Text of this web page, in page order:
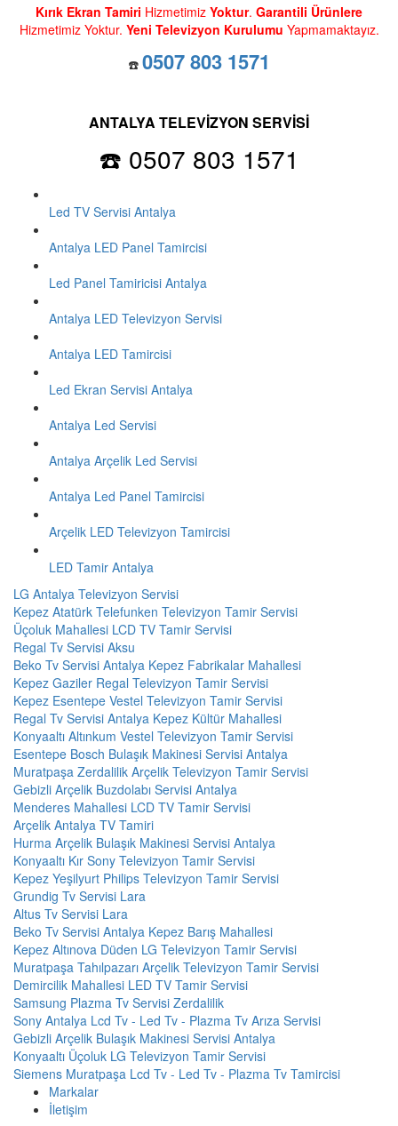
Kırık Ekran Tamiri Hizmetimiz Yoktur. Garantili Ürünlere
Hizmetimiz Yoktur. Yeni Televizyon Kurulumu Yapmamaktayız.
☎️ 0507 803 1571
ANTALYA TELEVİZYON SERVİSİ
☎️ 0507 803 1571
Led TV Servisi Antalya
Antalya LED Panel Tamircisi
Led Panel Tamiricisi Antalya
Antalya LED Televizyon Servisi
Antalya LED Tamircisi
Led Ekran Servisi Antalya
Antalya Led Servisi
Antalya Arçelik Led Servisi
Antalya Led Panel Tamircisi
Arçelik LED Televizyon Tamircisi
LED Tamir Antalya
LG Antalya Televizyon Servisi
Kepez Atatürk Telefunken Televizyon Tamir Servisi
Üçoluk Mahallesi LCD TV Tamir Servisi
Regal Tv Servisi Aksu
Beko Tv Servisi Antalya Kepez Fabrikalar Mahallesi
Kepez Gaziler Regal Televizyon Tamir Servisi
Kepez Esentepe Vestel Televizyon Tamir Servisi
Regal Tv Servisi Antalya Kepez Kültür Mahallesi
Konyaaltı Altınkum Vestel Televizyon Tamir Servisi
Esentepe Bosch Bulaşık Makinesi Servisi Antalya
Muratpaşa Zerdalilik Arçelik Televizyon Tamir Servisi
Gebizli Arçelik Buzdolabı Servisi Antalya
Menderes Mahallesi LCD TV Tamir Servisi
Arçelik Antalya TV Tamiri
Hurma Arçelik Bulaşık Makinesi Servisi Antalya
Konyaaltı Kır Sony Televizyon Tamir Servisi
Kepez Yeşilyurt Philips Televizyon Tamir Servisi
Grundig Tv Servisi Lara
Altus Tv Servisi Lara
Beko Tv Servisi Antalya Kepez Barış Mahallesi
Kepez Altınova Düden LG Televizyon Tamir Servisi
Muratpaşa Tahılpazarı Arçelik Televizyon Tamir Servisi
Demircilik Mahallesi LED TV Tamir Servisi
Samsung Plazma Tv Servisi Zerdalilik
Sony Antalya Lcd Tv - Led Tv - Plazma Tv Arıza Servisi
Gebizli Arçelik Bulaşık Makinesi Servisi Antalya
Konyaaltı Üçoluk LG Televizyon Tamir Servisi
Siemens Muratpaşa Lcd Tv - Led Tv - Plazma Tv Tamircisi
Markalar
İletişim